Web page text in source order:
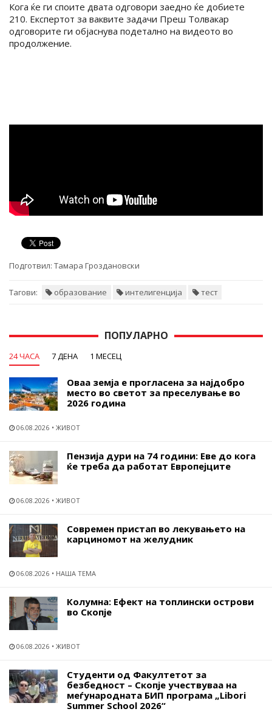
Кога ќе ги споите двата одговори заедно ќе добиете
210. Експертот за ваквите задачи Преш Толвакар
одговорите ги објаснува подетално на видеото во
продолжение.
Подготвил: Тамара Гроздановски
Тагови: образование интелигенција тест
ПОПУЛАРНО
24 ЧАСА 7 ДЕНА 1 МЕСЕЦ
Оваа земја е прогласена за најдобро
место во светот за преселување во
2026 година
06.08.2026 ЖИВОТ
Пензија дури на 74 години: Еве до кога
ќе треба да работат Европејците
06.08.2026 ЖИВОТ
Современ пристап во лекувањето на
карциномот на желудник
06.08.2026 НАША ТЕМА
Колумна: Ефект на топлински острови
во Скопје
06.08.2026 ЖИВОТ
Студенти од Факултетот за
безбедност – Скопје учествуваа на
меѓународната БИП програма „Libori
Summer School 2026“